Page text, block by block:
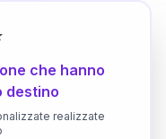
che hanno
destino
realizzate